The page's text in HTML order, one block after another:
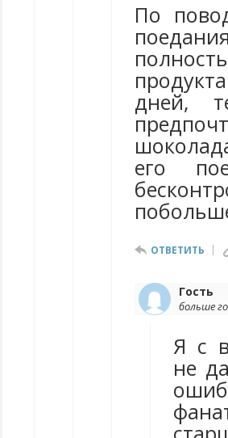
По
дней,
его
ОТВЕТИТЬ
Гость
больше
Я с
не